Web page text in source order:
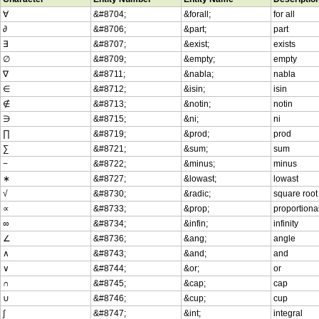
∀
&#8704; &forall;
for all
∂
&#8706; &part;
part
∃
&#8707; &exist;
exists
∅
&#8709; &empty;
empty
∇
&#8711; &nabla;
nabla
∈
&#8712; &isin;
isin
∉
&#8713; &notin;
notin
∋
&#8715; &ni;
ni
∏
&#8719; &prod;
prod
∑
&#8721; &sum;
sum
−
&#8722; &minus;
minus
∗
&#8727; &lowast;
lowast
√
&#8730; &radic;
square root
∝
&#8733; &prop;
∞
&#8734; &infin;
infinity
∠
&#8736; &ang;
angle
∧
&#8743; &and;
and
∨
&#8744; &or;
or
∩
&#8745; &cap;
cap
∪
&#8746; &cup;
cup
∫
&#8747; &int; integral